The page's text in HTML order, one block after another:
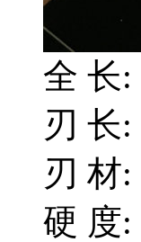
全 长:
刃 长:
刃 材:
硬 度: